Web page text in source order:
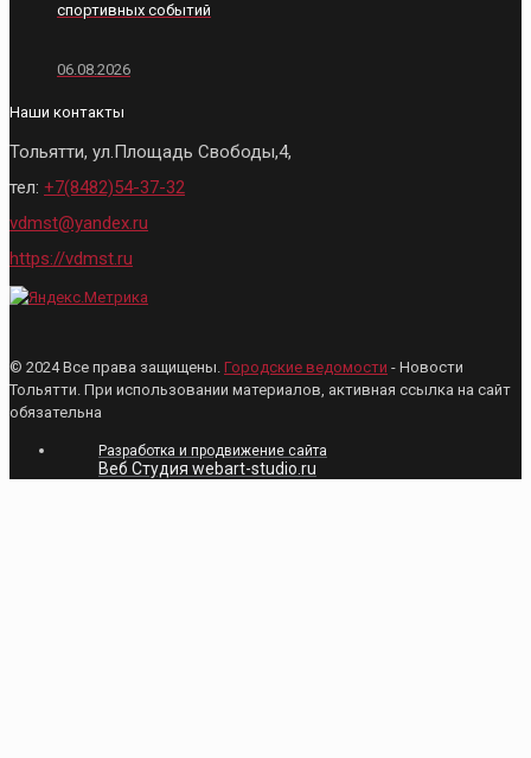
спортивных событий
06.08.2026
Наши контакты
Тольятти, ул.Площадь Свободы,4,
тел: +7(8482)54-37-32
vdmst@yandex.ru
https://vdmst.ru
© 2024 Все права защищены. Городские ведомости - Новости
Тольятти. При использовании материалов, активная ссылка на сайт
обязательна
Разработка и продвижение сайта
Веб Студия webart-studio.ru